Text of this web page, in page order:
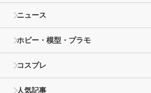
ニュース
ホビー・模型・プラモ
コスプレ
人気記事